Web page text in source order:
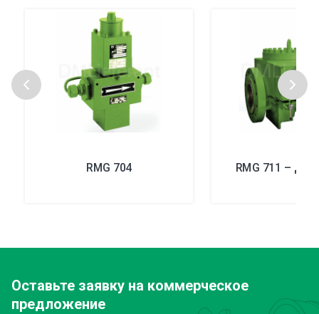
RMG 704 RMG 711 – Ду
Оставьте заявку на коммерческое
предложение